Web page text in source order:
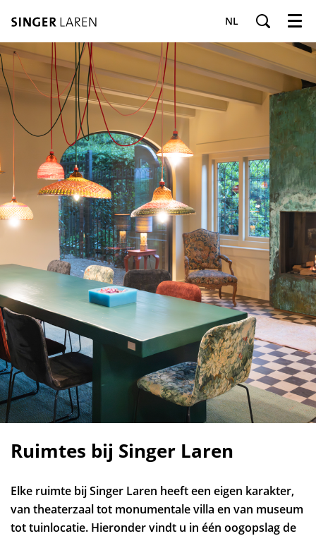
NL Menu
Ruimtes bij Singer Laren
Elke ruimte bij Singer Laren heeft een eigen karakter,
van theaterzaal tot monumentale villa en van museum
tot tuinlocatie. Hieronder vindt u in één oogopslag de